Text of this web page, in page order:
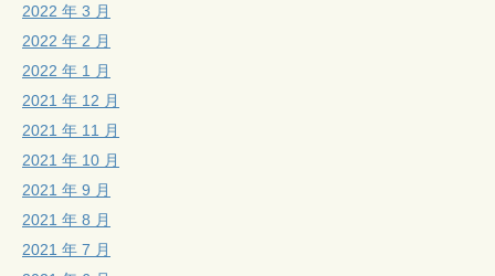
2022 年 3 月
2022 年 2 月
2022 年 1 月
2021 年 12 月
2021 年 11 月
2021 年 10 月
2021 年 9 月
2021 年 8 月
2021 年 7 月